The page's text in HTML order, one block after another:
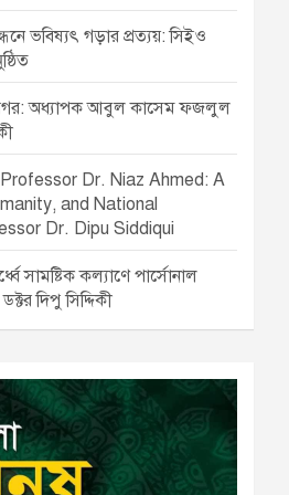
ভবিষ্যৎ গড়ার প্রত্যয়: সিইও
অধ্যাপক আবুল কাসেম ফজলুল
Dr. Niaz Ahmed: A
and National
Dr. Dipu Siddiqui
সামষ্টিক কল্যাণে পার্সোনাল
দিপু সিদ্দিকী